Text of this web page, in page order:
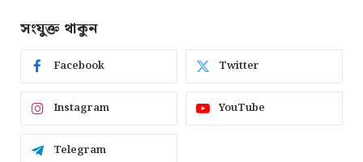
সংযুক্ত থাকুন
Facebook Twitter
Instagram YouTube
Telegram